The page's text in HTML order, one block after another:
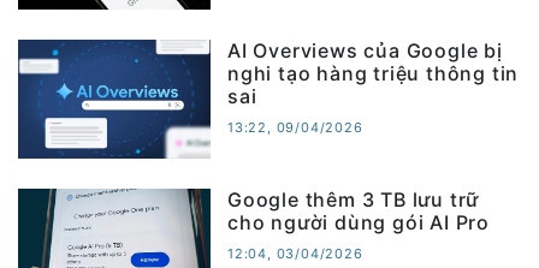
AI Overviews của Google bị
nghi tạo hàng triệu thông tin
sai
13:22, 09/04/2026
Google thêm 3 TB lưu trữ
cho người dùng gói AI Pro
12:04, 03/04/2026